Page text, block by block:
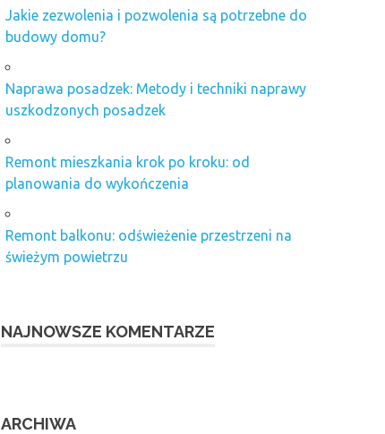
Jakie zezwolenia i pozwolenia są potrzebne do
budowy domu?
Naprawa posadzek: Metody i techniki naprawy
uszkodzonych posadzek
Remont mieszkania krok po kroku: od
planowania do wykończenia
Remont balkonu: odświeżenie przestrzeni na
świeżym powietrzu
NAJNOWSZE KOMENTARZE
ARCHIWA